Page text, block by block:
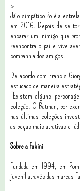
>
Já o simpático Po é a
em 2016. Depois de se
encarar um inimigo que
reencontra o pai e vive
companhia dos amigos.
De acordo com Francis
estudado de maneira
“Existem alguns
coleção. O Batman, por
nas últimas coleções
as peças mais atrativas e
Sobre a Fakini
Fundada em 1994, em
juvenil através das marcas